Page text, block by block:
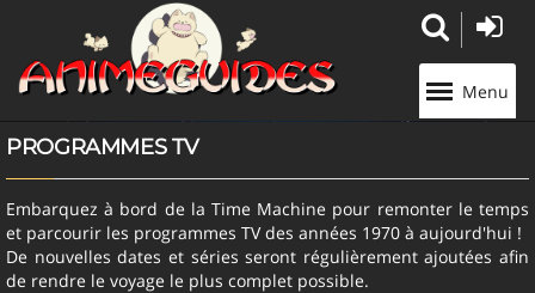
Menu
PROGRAMMES TV
Embarquez à bord de la Time Machine pour remonter le temps
et parcourir les programmes TV des années 1970 à aujourd'hui !
De nouvelles dates et séries seront régulièrement ajoutées afin
de rendre le voyage le plus complet possible.
Panneau de gestion des cookies